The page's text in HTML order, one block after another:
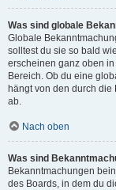
Was sind globale
Globale
solltest du sie so bald
erscheinen ganz oben
Bereich. Ob du eine
hängt von den durch
ab.
Nach oben
Was sind
Bekanntmachungen
des Boards, in dem du